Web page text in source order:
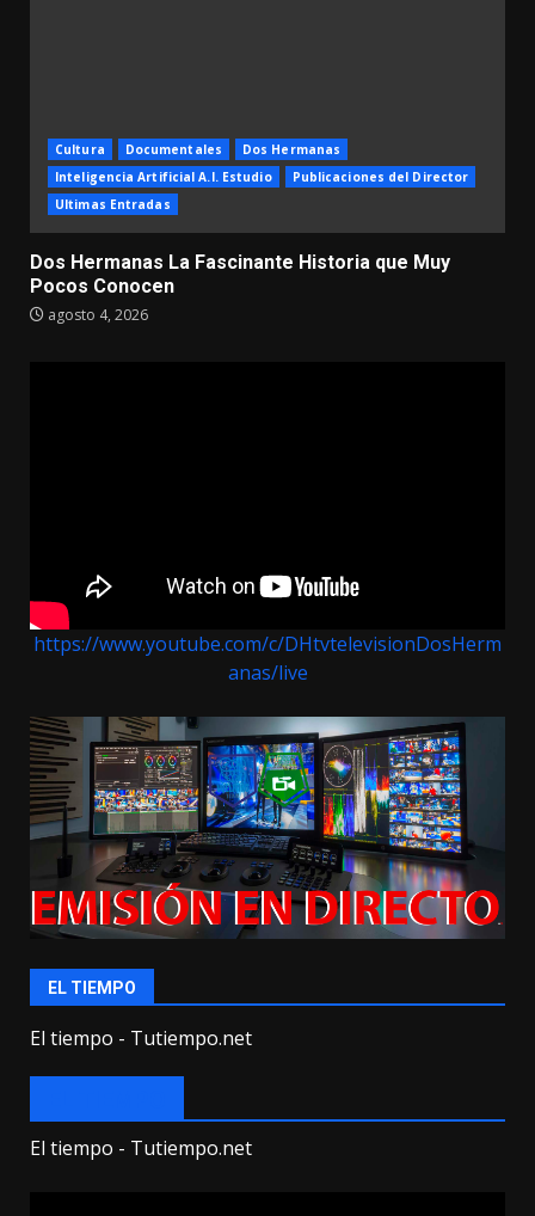
Cultura Documentales
Dos Hermanas
Inteligencia Artificial A.I. Estudio
Publicaciones del Director
Ultimas Entradas
Dos Hermanas La Fascinante Historia que Muy
Pocos Conocen
agosto 4, 2026
https://www.youtube.com/c/DHtvtelevisionDosHerm
anas/live
EL TIEMPO
El tiempo - Tutiempo.net
El tiempo - Tutiempo.net